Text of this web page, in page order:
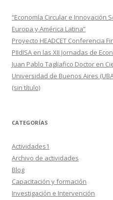
“Economía Circular e Innovación
Europa y América Latina”
Proyecto HEADCET Conferencia
PIIdISA en las XII Jornadas de
Juan Pablo Tagliafico Doctor en
Universidad de Buenos Aires
(sin título)
CATEGORÍAS
Actividades1
Archivo de actividades
Blog
Capacitación y formación
Investigación e Intervención